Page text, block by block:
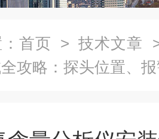
首页 > 技术文章
攻略：探头位置、